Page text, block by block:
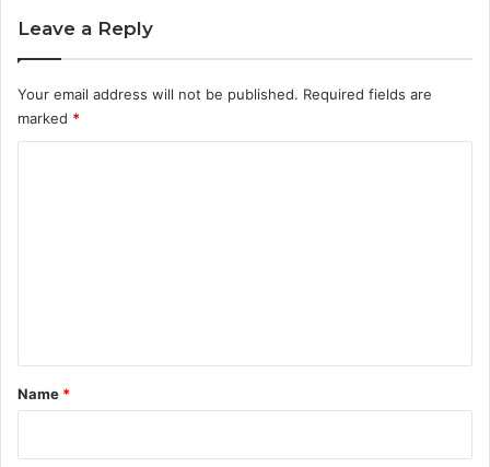
Leave a Reply
Your email address will not be published. Required fields are
marked *
*
Name *